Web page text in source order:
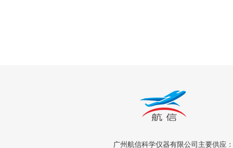
广州航信科学仪器有限公司主要供应：